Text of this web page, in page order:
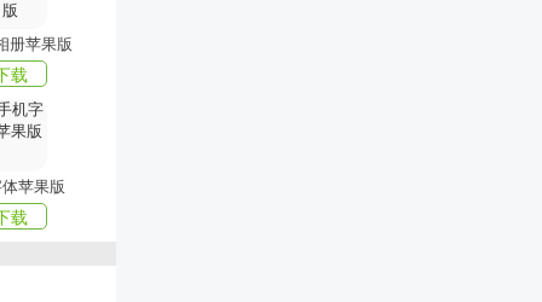
果APP尽
册苹果版
载
苹果版
载